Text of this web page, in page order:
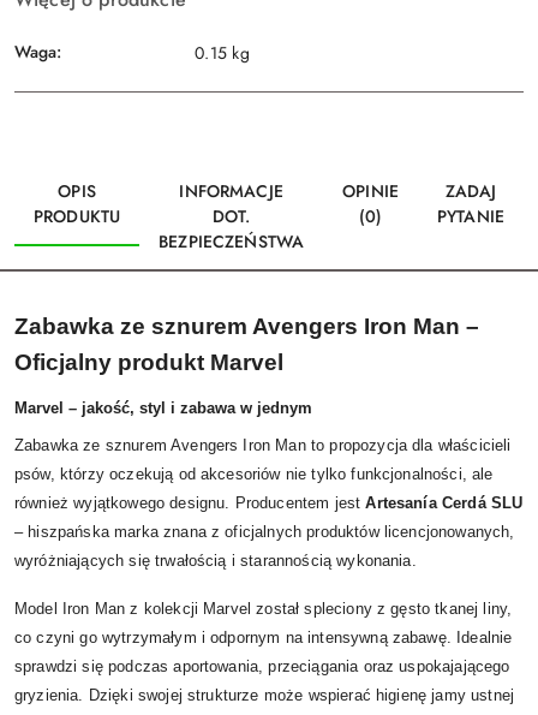
Waga: 0.15 kg
OPIS
PRODUKTU
INFORMACJE
DOT.
BEZPIECZEŃSTWA
OPINIE
(0)
ZADAJ
PYTANIE
Zabawka ze sznurem Avengers Iron Man –
Oficjalny produkt Marvel
Marvel – jakość, styl i zabawa w jednym
Zabawka ze sznurem Avengers Iron Man to propozycja dla właścicieli
psów, którzy oczekują od akcesoriów nie tylko funkcjonalności, ale
również wyjątkowego designu. Producentem jestArtesanía Cerdá SLU
– hiszpańska marka znana z oficjalnych produktów licencjonowanych,
wyróżniających się trwałością i starannością wykonania.
Model Iron Man z kolekcji Marvel został spleciony z gęsto tkanej liny,
co czyni go wytrzymałym i odpornym na intensywną zabawę. Idealnie
sprawdzi się podczas aportowania, przeciągania oraz uspokajającego
gryzienia. Dzięki swojej strukturze może wspierać higienę jamy ustnej